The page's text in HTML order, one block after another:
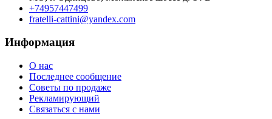
+74957447499
fratelli-cattini@yandex.com
Информация
О нас
Последнее сообщение
Советы по продаже
Рекламирующий
Связаться с нами